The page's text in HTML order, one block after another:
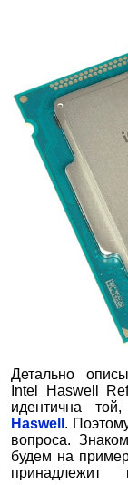
Детально
Intel Haswell
идентична
Haswell .
вопроса.
будем на